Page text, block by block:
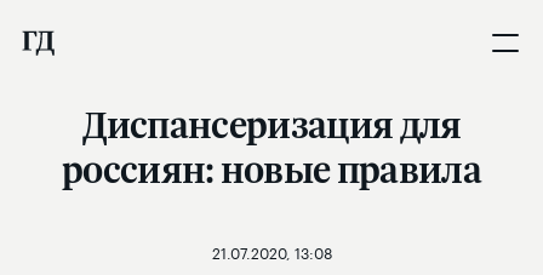
Диспансеризация для
россиян: новые правила
21.07.2020, 13:08